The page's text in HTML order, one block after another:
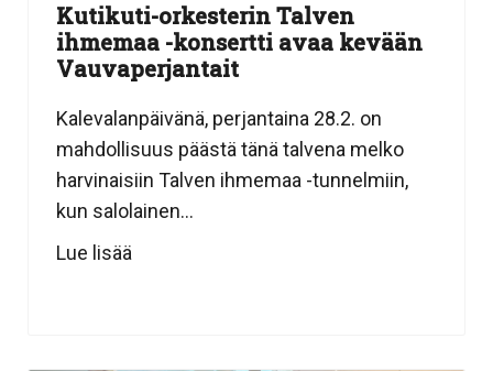
Kutikuti-orkesterin Talven
ihmemaa -konsertti avaa kevään
Vauvaperjantait
Kalevalanpäivänä, perjantaina 28.2. on
mahdollisuus päästä tänä talvena melko
harvinaisiin Talven ihmemaa -tunnelmiin,
kun salolainen...
Lue lisää